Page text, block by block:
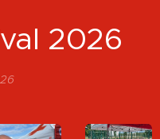
2026